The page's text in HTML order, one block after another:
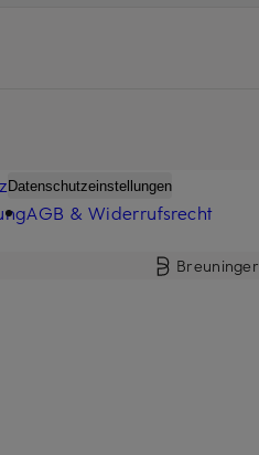
Datenschutzeinstellungen
AGB & Widerrufsrecht
Breuninger